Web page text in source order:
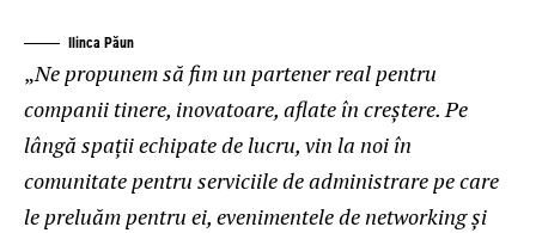
Ilinca Păun
„Ne propunem să fim un partener real pentru
companii tinere, inovatoare, aflate în creștere. Pe
lângă spații echipate de lucru, vin la noi în
comunitate pentru serviciile de administrare pe care
le preluăm pentru ei, evenimentele de networking și